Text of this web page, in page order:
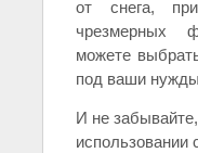
от снега,
чрезмерных
можете
под ваши
И не
использовании